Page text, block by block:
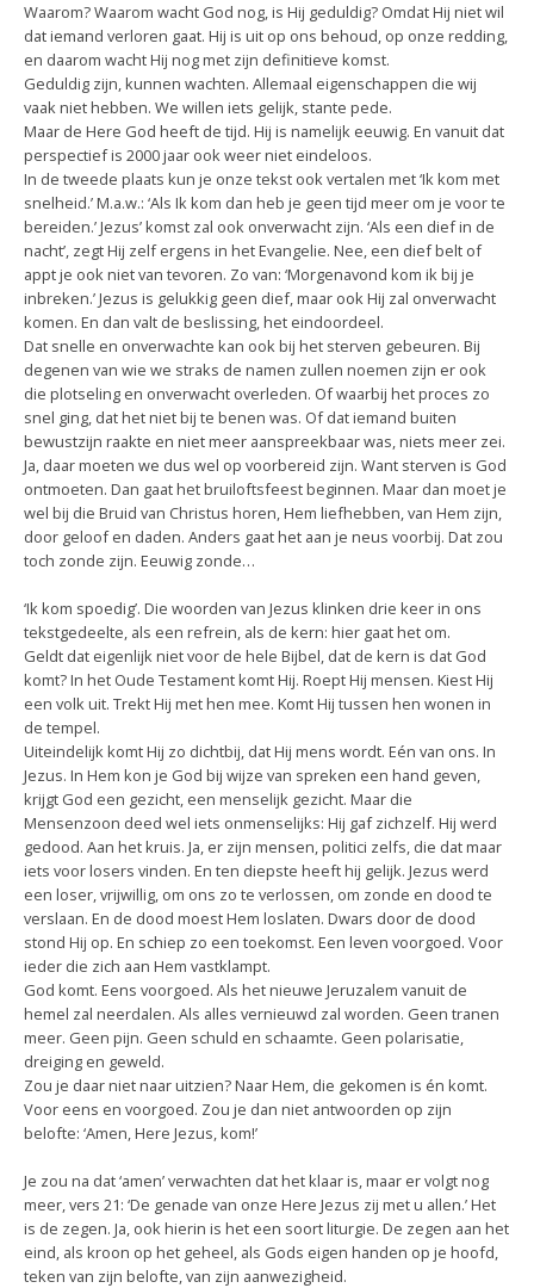
Waarom? Waarom wacht God nog, is Hij geduldig? Omdat Hij niet wil
dat iemand verloren gaat. Hij is uit op ons behoud, op onze redding,
en daarom wacht Hij nog met zijn definitieve komst.
Geduldig zijn, kunnen wachten. Allemaal eigenschappen die wij
vaak niet hebben. We willen iets gelijk, stante pede.
Maar de Here God heeft de tijd. Hij is namelijk eeuwig. En vanuit dat
perspectief is 2000 jaar ook weer niet eindeloos.
In de tweede plaats kun je onze tekst ook vertalen met ‘Ik kom met
snelheid.’ M.a.w.: ‘Als Ik kom dan heb je geen tijd meer om je voor te
bereiden.’ Jezus’ komst zal ook onverwacht zijn. ‘Als een dief in de
nacht’, zegt Hij zelf ergens in het Evangelie. Nee, een dief belt of
appt je ook niet van tevoren. Zo van: ‘Morgenavond kom ik bij je
inbreken.’ Jezus is gelukkig geen dief, maar ook Hij zal onverwacht
komen. En dan valt de beslissing, het eindoordeel.
Dat snelle en onverwachte kan ook bij het sterven gebeuren. Bij
degenen van wie we straks de namen zullen noemen zijn er ook
die plotseling en onverwacht overleden. Of waarbij het proces zo
snel ging, dat het niet bij te benen was. Of dat iemand buiten
bewustzijn raakte en niet meer aanspreekbaar was, niets meer zei.
Ja, daar moeten we dus wel op voorbereid zijn. Want sterven is God
ontmoeten. Dan gaat het bruiloftsfeest beginnen. Maar dan moet je
wel bij die Bruid van Christus horen, Hem liefhebben, van Hem zijn,
door geloof en daden. Anders gaat het aan je neus voorbij. Dat zou
toch zonde zijn. Eeuwig zonde…
‘Ik kom spoedig’. Die woorden van Jezus klinken drie keer in ons
tekstgedeelte, als een refrein, als de kern: hier gaat het om.
Geldt dat eigenlijk niet voor de hele Bijbel, dat de kern is dat God
komt? In het Oude Testament komt Hij. Roept Hij mensen. Kiest Hij
een volk uit. Trekt Hij met hen mee. Komt Hij tussen hen wonen in
de tempel.
Uiteindelijk komt Hij zo dichtbij, dat Hij mens wordt. Eén van ons. In
Jezus. In Hem kon je God bij wijze van spreken een hand geven,
krijgt God een gezicht, een menselijk gezicht. Maar die
Mensenzoon deed wel iets onmenselijks: Hij gaf zichzelf. Hij werd
gedood. Aan het kruis. Ja, er zijn mensen, politici zelfs, die dat maar
iets voor losers vinden. En ten diepste heeft hij gelijk. Jezus werd
een loser, vrijwillig, om ons zo te verlossen, om zonde en dood te
verslaan. En de dood moest Hem loslaten. Dwars door de dood
stond Hij op. En schiep zo een toekomst. Een leven voorgoed. Voor
ieder die zich aan Hem vastklampt.
God komt. Eens voorgoed. Als het nieuwe Jeruzalem vanuit de
hemel zal neerdalen. Als alles vernieuwd zal worden. Geen tranen
meer. Geen pijn. Geen schuld en schaamte. Geen polarisatie,
dreiging en geweld.
Zou je daar niet naar uitzien? Naar Hem, die gekomen is én komt.
Voor eens en voorgoed. Zou je dan niet antwoorden op zijn
belofte: ‘Amen, Here Jezus, kom!’
Je zou na dat ‘amen’ verwachten dat het klaar is, maar er volgt nog
meer, vers 21: ‘De genade van onze Here Jezus zij met u allen.’ Het
is de zegen. Ja, ook hierin is het een soort liturgie. De zegen aan het
eind, als kroon op het geheel, als Gods eigen handen op je hoofd,
teken van zijn belofte, van zijn aanwezigheid.